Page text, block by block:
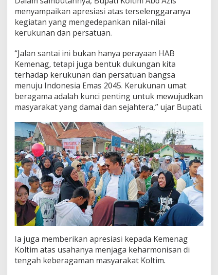
menyampaikan apresiasi atas terselenggaranya
kegiatan yang mengedepankan nilai-nilai
kerukunan dan persatuan.
“Jalan santai ini bukan hanya perayaan HAB
Kemenag, tetapi juga bentuk dukungan kita
terhadap kerukunan dan persatuan bangsa
menuju Indonesia Emas 2045. Kerukunan umat
beragama adalah kunci penting untuk mewujudkan
masyarakat yang damai dan sejahtera,” ujar Bupati.
Ia juga memberikan apresiasi kepada Kemenag
Koltim atas usahanya menjaga keharmonisan di
tengah keberagaman masyarakat Koltim.